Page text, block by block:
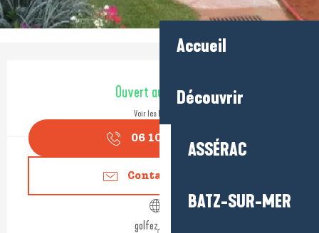
Accueil
Découvrir
ASSÉRAC
BATZ-SUR-MER
Ouverture et coordonnées
Ouvert aujourd'hui
Voir les horaires
06 10 11 92
Contactez-nous
golfez.free.fr